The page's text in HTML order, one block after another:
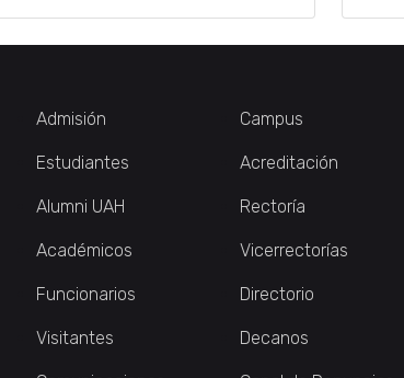
Admisión
Estudiantes
Alumni UAH
Académicos
Funcionarios
Visitantes
Campus
Acreditación
Rectoría
Vicerrectorías
Directorio
Decanos